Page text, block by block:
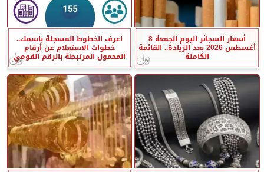
أسعار السجائر اليوم الجمعة 8
أغسطس 2026 بعد الزيادة.. القائمة
الكاملة
اعرف الخطوط المسجلة باسمك..
خطوات الاستعلام عن أرقام
المحمول المرتبطة بالرقم القومي